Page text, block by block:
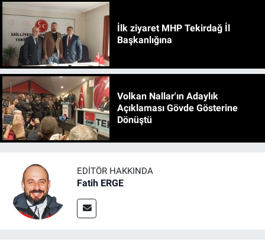
İlk ziyaret MHP Tekirdağ İl
Başkanlığına
Volkan Nallar'ın Adaylık
Açıklaması Gövde Gösterine
Dönüştü
EDITÖR HAKKINDA
Fatih ERGE